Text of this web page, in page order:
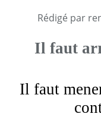
Rédigé par
Il faut
Il faut